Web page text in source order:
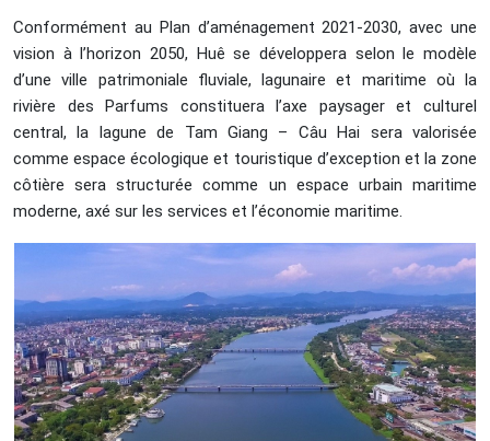
Conformément au Plan d’aménagement 2021-2030, avec une
vision à l’horizon 2050, Huê se développera selon le modèle
d’une ville patrimoniale fluviale, lagunaire et maritime où la
rivière des Parfums constituera l’axe paysager et culturel
central, la lagune de Tam Giang – Câu Hai sera valorisée
comme espace écologique et touristique d’exception et la zone
côtière sera structurée comme un espace urbain maritime
moderne, axé sur les services et l’économie maritime.